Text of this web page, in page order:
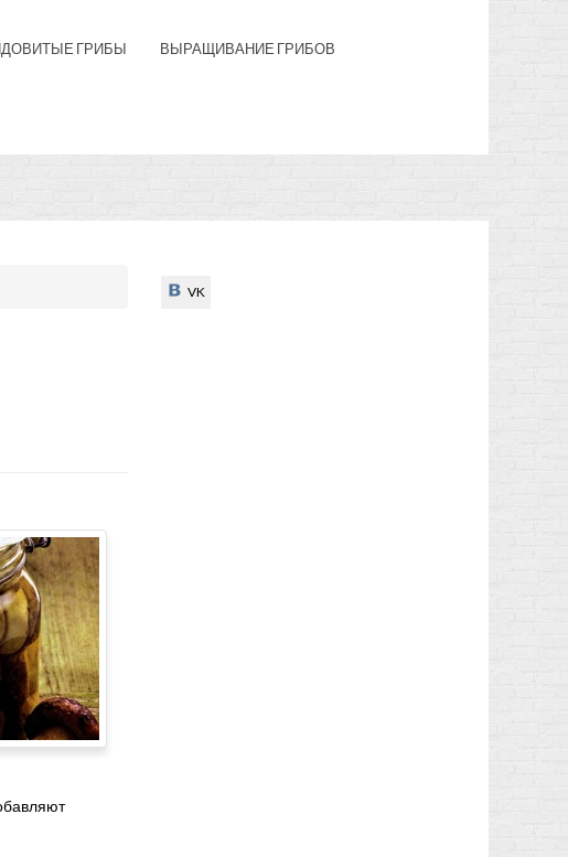
ГРИБЫ ВЫРАЩИВАНИЕ ГРИБОВ
VK
VK